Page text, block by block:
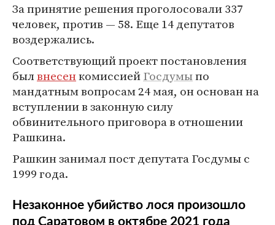
За принятие решения проголосовали 337
человек, против — 58. Еще 14 депутатов
воздержались.
Соответствующий проект постановления
былвнесенкомиссиейГосдумыпо
мандатным вопросам 24 мая, он основан на
вступлении в законную силу
обвинительного приговора в отношении
Рашкина.
Рашкин занимал пост депутата Госдумы с
1999 года.
Незаконное убийство лося произошло
под Саратовом в октябре 2021 года